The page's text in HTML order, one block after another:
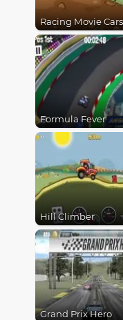
Racing Movie Cars
Formula Fever
Hill Climber
Grand Prix Hero